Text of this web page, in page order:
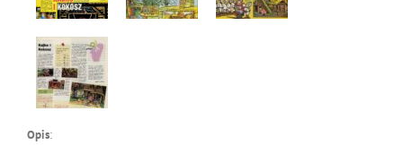
Opis: